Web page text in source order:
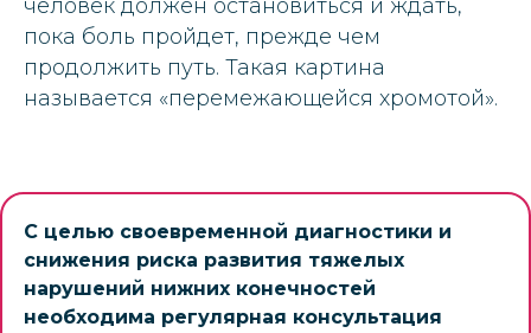
человек должен остановиться и ждать,
пока боль пройдет, прежде чем
продолжить путь. Такая картина
называется «перемежающейся хромотой».
С целью своевременной диагностики и
снижения риска развития тяжелых
нарушений нижних конечностей
необходима регулярная консультация